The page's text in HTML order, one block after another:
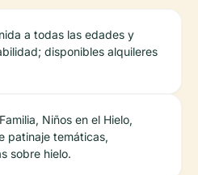
a todas las edades y
disponibles alquileres
Niños en el Hielo,
patinaje temáticas,
sobre hielo.